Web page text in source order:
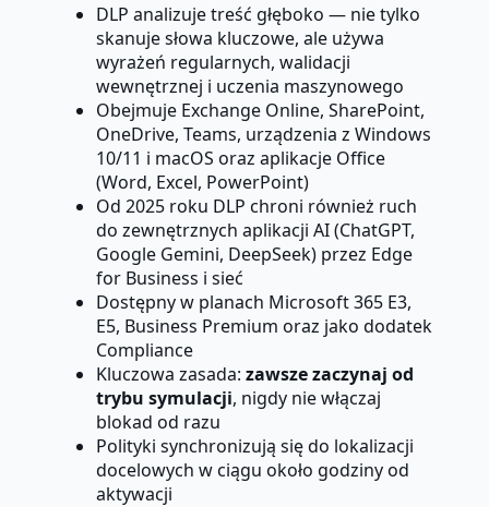
DLP analizuje treść głęboko — nie tylko
skanuje słowa kluczowe, ale używa
wyrażeń regularnych, walidacji
wewnętrznej i uczenia maszynowego
Obejmuje Exchange Online, SharePoint,
OneDrive, Teams, urządzenia z Windows
10/11 i macOS oraz aplikacje Office
(Word, Excel, PowerPoint)
Od 2025 roku DLP chroni również ruch
do zewnętrznych aplikacji AI (ChatGPT,
Google Gemini, DeepSeek) przez Edge
for Business i sieć
Dostępny w planach Microsoft 365 E3,
E5, Business Premium oraz jako dodatek
Compliance
Kluczowa zasada: zawsze zaczynaj od
trybu symulacji, nigdy nie włączaj
blokad od razu
Polityki synchronizują się do lokalizacji
docelowych w ciągu około godziny od
aktywacji